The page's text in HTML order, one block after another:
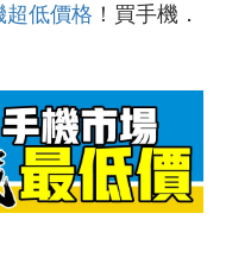
超低價格 ！買手機．